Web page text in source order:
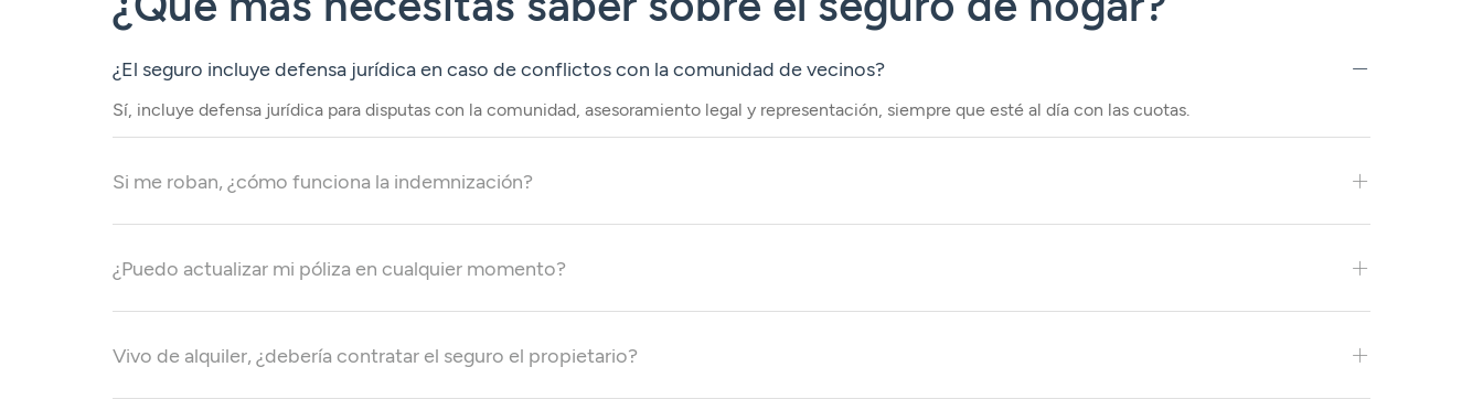
¿El seguro incluye defensa jurídica en caso de conflictos con la comunidad de vecinos?
Sí, incluye defensa jurídica para disputas con la comunidad, asesoramiento legal y representación, siempre que esté al día con las cuotas.
Si me roban, ¿cómo funciona la indemnización?
¿Puedo actualizar mi póliza en cualquier momento?
Vivo de alquiler, ¿debería contratar el seguro el propietario?